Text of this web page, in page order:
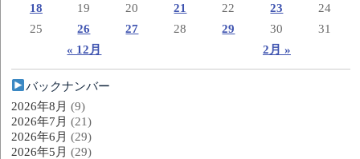
« 12月 2月 »
18
19 20 21 22 23
24
25
26 27 28 29 30 31
バックナンバー
2026年8月 (9)
2026年7月 (21)
2026年6月 (29)
2026年5月 (29)